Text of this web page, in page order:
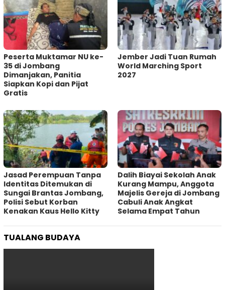
Peserta Muktamar NU ke-
35 di Jombang
Dimanjakan, Panitia
Siapkan Kopi dan Pijat
Gratis
Jember Jadi Tuan Rumah
World Marching Sport
2027
Jasad Perempuan Tanpa
Identitas Ditemukan di
Sungai Brantas Jombang,
Polisi Sebut Korban
Kenakan Kaus Hello Kitty
Dalih Biayai Sekolah Anak
Kurang Mampu, Anggota
Majelis Gereja di Jombang
Cabuli Anak Angkat
Selama Empat Tahun
TUALANG BUDAYA